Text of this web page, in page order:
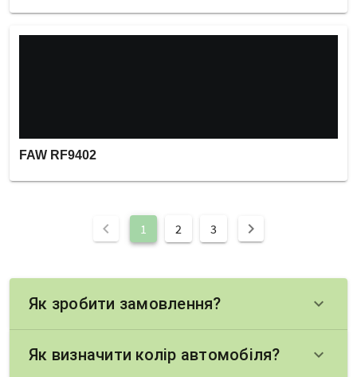
FAW RF9402
chevron_left 1 2 3 chevron_right
Як зробити замовлення? keyboard_arrow_down
Як визначити колір автомобіля? keyboard_arrow_down